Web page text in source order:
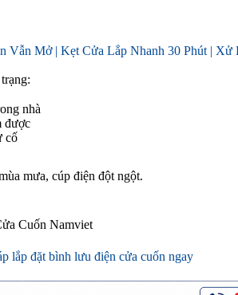
Mở | Kẹt Cửa Lắp Nhanh 30 Phút | Xử
nhà
được
cố
mưa, cúp điện đột ngột.
Cuốn Namviet
lắp đặt bình lưu điện cửa cuốn ngay